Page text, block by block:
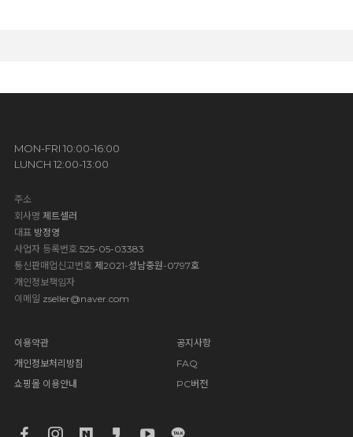
MON-FRI 10:00-16:00
LUNCH 12:00-13:00
주소
회사명 제트셀러
대표방정영
사업자 등록번호 525-05-03383
통신판매업신고번호 제2021-성남중원-0797호
개인정보책임자
이메일 zseller@naver.com
이용약관
개인정보처리방침
쇼핑몰 이용안내
공지사항
FAQ
PC버전